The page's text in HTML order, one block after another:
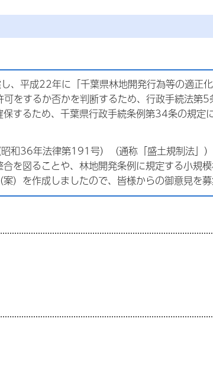
、平成22年に「千葉県林地開発行為等の適正
をするか否かを判断するため、行政手続法第5
するため、千葉県行政手続条例第34条の規定
和36年法律第191号）（通称「盛土規制法」
を図ることや、林地開発条例に規定する小規
）を作成しましたので、皆様からの御意見を募